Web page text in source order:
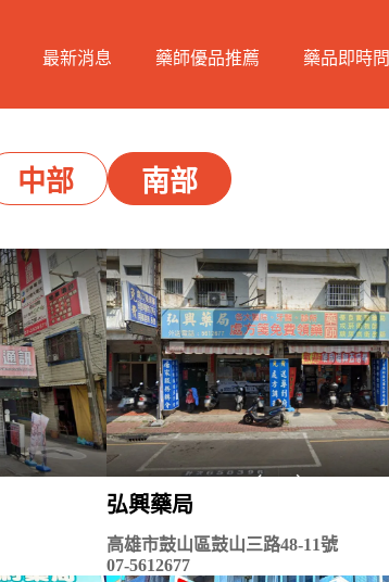
最新消息 藥師優品推薦 藥品即時問
中部 南部
弘興藥局
高雄市鼓山區鼓山三路48-11號
07-5612677